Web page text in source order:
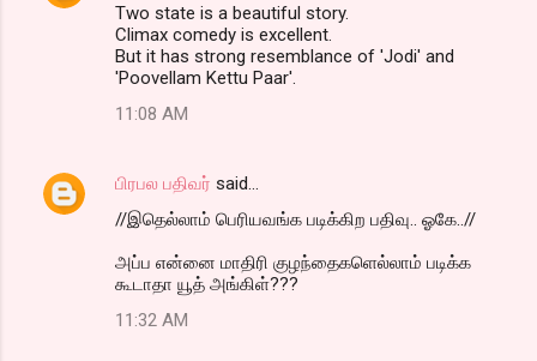
Two state is a beautiful story.
Climax comedy is excellent.
But it has strong resemblance of 'Jodi' and
'Poovellam Kettu Paar'.
11:08 AM
பிரபல பதிவர் said…
//இதெல்லாம் பெரியவங்க படிக்கிற பதிவு.. ஓகே..//
அப்ப என்னை மாதிரி குழந்தைகளெல்லாம் படிக்க
கூடாதா யூத் அங்கிள்???
11:32 AM